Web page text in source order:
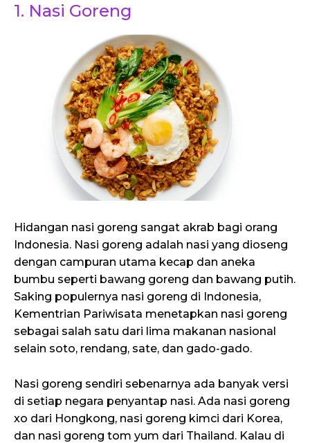
1. Nasi Goreng
Hidangan nasi goreng sangat akrab bagi orang
Indonesia. Nasi goreng adalah nasi yang dioseng
dengan campuran utama kecap dan aneka
bumbu seperti bawang goreng dan bawang putih.
Saking populernya nasi goreng di Indonesia,
Kementrian Pariwisata menetapkan nasi goreng
sebagai salah satu dari lima makanan nasional
selain soto, rendang, sate, dan gado-gado.
Nasi goreng sendiri sebenarnya ada banyak versi
di setiap negara penyantap nasi. Ada nasi goreng
xo dari Hongkong, nasi goreng kimci dari Korea,
dan nasi goreng tom yum dari Thailand. Kalau di